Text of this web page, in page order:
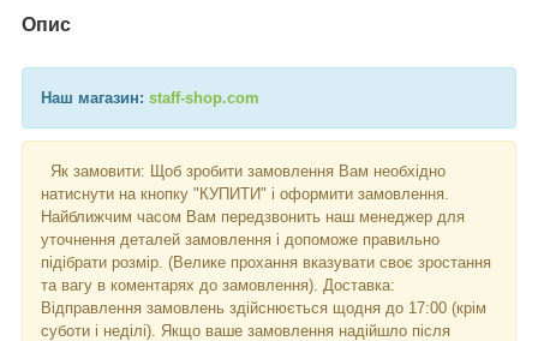
Опис
Наш магазин: staff-shop.com
Як замовити: Щоб зробити замовлення Вам необхідно
натиснути на кнопку "КУПИТИ" і оформити замовлення.
Найближчим часом Вам передзвонить наш менеджер для
уточнення деталей замовлення і допоможе правильно
підібрати розмір. (Велике прохання вказувати своє зростання
та вагу в коментарях до замовлення). Доставка:
Відправлення замовлень здійснюється щодня до 17:00 (крім
суботи і неділі). Якщо ваше замовлення надійшло після